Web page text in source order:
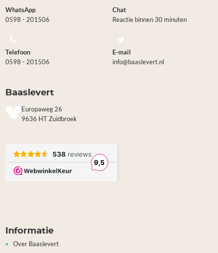
WhatsApp
0598 - 201506
Chat
Reactie binnen 30 minuten
Telefoon
0598 - 201506
E-mail
info@baaslevert.nl
Baaslevert
Europaweg 26
9636 HT Zuidbroek
Informatie
Over Baaslevert